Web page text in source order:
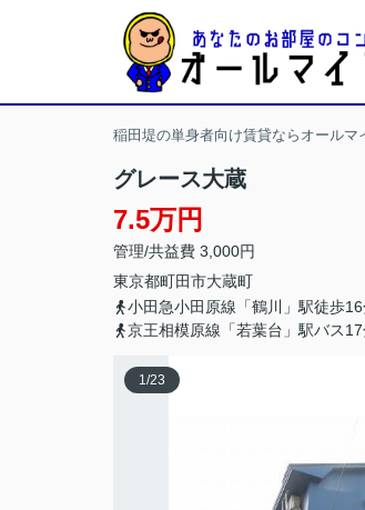
稲田堤の単身者向け賃貸ならオールマ
グレース大蔵
7.5万円
管理/共益費 3,000円
東京都町田市大蔵町
小田急小田原線「鶴川」駅徒歩
京王相模原線「若葉台」駅バス
1/23